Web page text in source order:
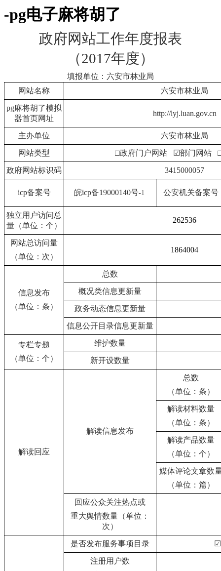
-pg电子麻将胡了
政府网站工作年度报表
（2017年度）
填报单位：六安市林业局
网站名称
六安市林业局
pg麻将胡了模拟
器首页网址
http://lyj.luan.gov.cn
主办单位 六安市林业局
网站类型 □政府门户网站 ☑部门网站
政府网站标识码 3415000057
icp备案号 皖icp备19000140号-1 公安机关备案号
独立用户访问总
量（单位：个）
262536
网站总访问量
（单位：次）
1864004
信息发布
（单位：条）
总数
概况类信息更新量
政务动态信息更新量
信息公开目录信息更新量
专栏专题
（单位：个）
维护数量
新开设数量
解读回应
解读信息发布
总数
（单位：条）
解读材料数量
（单位：条）
解读产品数量
（单位：个）
媒体评论文章数
（单位：篇）
回应公众关注热点或
重大舆情数量（单位：
次）
是否发布服务事项目录 ☑
注册用户数